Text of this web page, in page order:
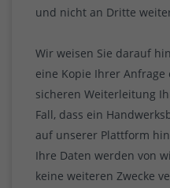
und nicht an Dritte
Wir weisen Sie darauf
eine Kopie Ihrer
sicheren Weiterleitung
Fall, dass ein
auf unserer Plattform
Ihre Daten werden von
keine weiteren Zwecke